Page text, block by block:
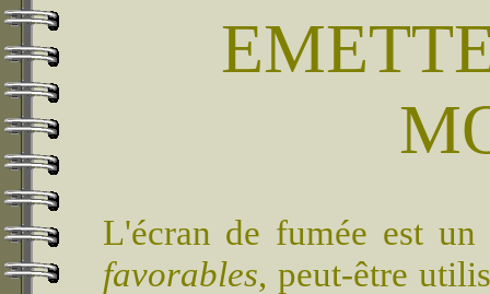
L'écran de fumée est
favorables, peut-être